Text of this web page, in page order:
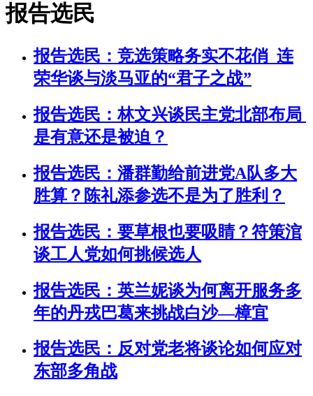
报告选民
报告选民：竞选策略务实不花俏 连
荣华谈与淡马亚的“君子之战”
报告选民：林文兴谈民主党北部布局
是有意还是被迫？
报告选民：潘群勤给前进党A队多大
胜算？陈礼添参选不是为了胜利？
报告选民：要草根也要吸睛？符策涫
谈工人党如何挑候选人
报告选民：英兰妮谈为何离开服务多
年的丹戎巴葛来挑战白沙—樟宜
报告选民：反对党老将谈论如何应对
东部多角战